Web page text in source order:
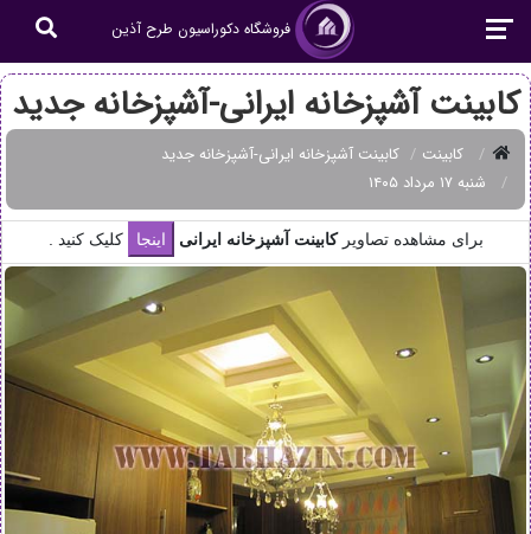
فروشگاه دکوراسیون طرح آذین
کابینت آشپزخانه ایرانی-آشپزخانه جدید
کابینت
کابینت آشپزخانه ایرانی-آشپزخانه جدید
شنبه ۱۷ مرداد ۱۴۰۵
برای مشاهده تصاویر کابینت آشپزخانه ایرانی کلیک کنید .